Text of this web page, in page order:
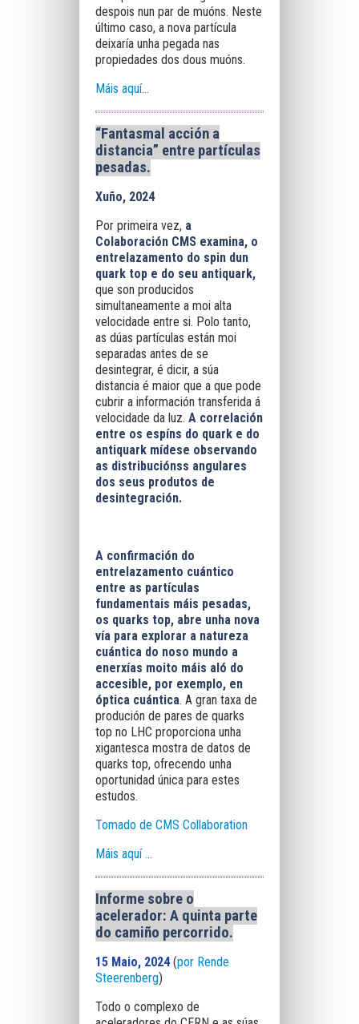
despois nun par de muóns. Neste
último caso, a nova partícula
deixaría unha pegada nas
propiedades dos dous muóns.
Máis aquí...
“Fantasmal acción a
distancia” entre partículas
pesadas.
Xuño, 2024
Por primeira vez, a
Colaboración CMS examina, o
entrelazamento do spin dun
quark top e do seu antiquark,
que son producidos
simultaneamente a moi alta
velocidade entre si. Polo tanto,
as dúas partículas están moi
separadas antes de se
desintegrar, é dicir, a súa
distancia é maior que a que pode
cubrir a información transferida á
velocidade da luz. A correlación
entre os espíns do quark e do
antiquark mídese observando
as distribuciónss angulares
dos seus produtos de
desintegración.
A confirmación do
entrelazamento cuántico
entre as partículas
fundamentais máis pesadas,
os quarks top, abre unha nova
vía para explorar a natureza
cuántica do noso mundo a
enerxías moito máis aló do
accesible, por exemplo, en
óptica cuántica. A gran taxa de
produción de pares de quarks
top no LHC proporciona unha
xigantesca mostra de datos de
quarks top, ofrecendo unha
oportunidad única para estes
estudos.
Tomado de CMS Collaboration
Máis aquí ...
Informe sobre o
acelerador: A quinta parte
do camiño percorrido.
15 Maio, 2024(por Rende
Steerenberg)
Todo o complexo de